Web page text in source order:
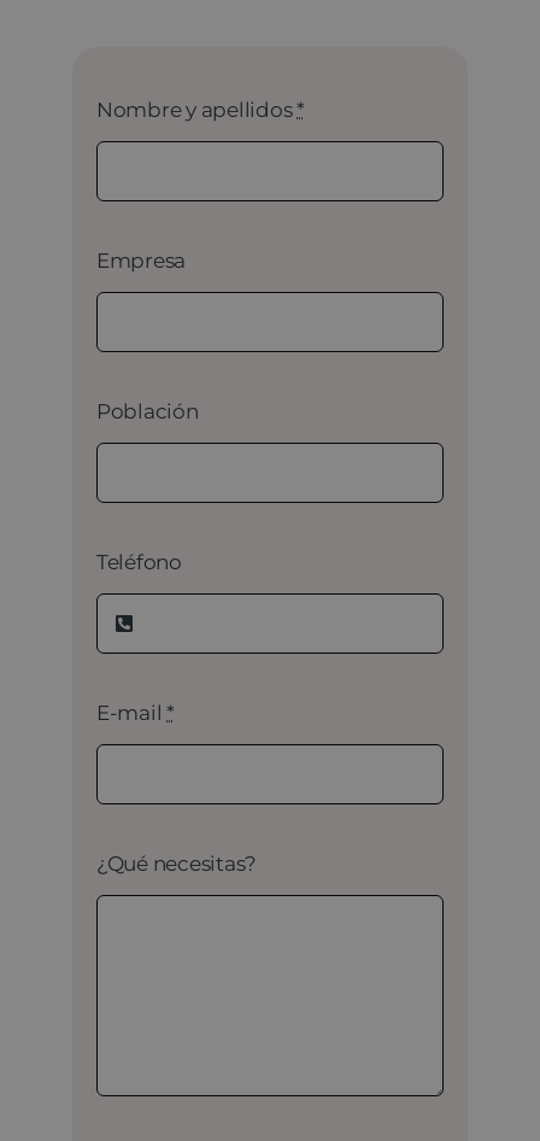
Nombre y apellidos*
Empresa
Población
Teléfono
E-mail*
¿Qué necesitas?